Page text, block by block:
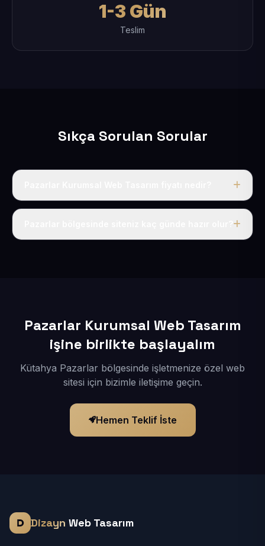
1-3 Gün
Teslim
Sıkça Sorulan Sorular
Tek fiyat uygulanır: yıllık 50 USD + KDV. Bu bedele alan
Pazarlar Kurumsal Web Tasarım
işine birlikte başlayalım
Kütahya Pazarlar bölgesinde işletmenize özel web
sitesi için bizimle iletişime geçin.
Hemen Teklif İste
Dizayn Web Tasarım